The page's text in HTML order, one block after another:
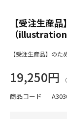
【受注生産
（
【受注生産品】の
19,250円
商品コード